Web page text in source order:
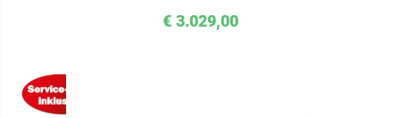
€ 3.029,00